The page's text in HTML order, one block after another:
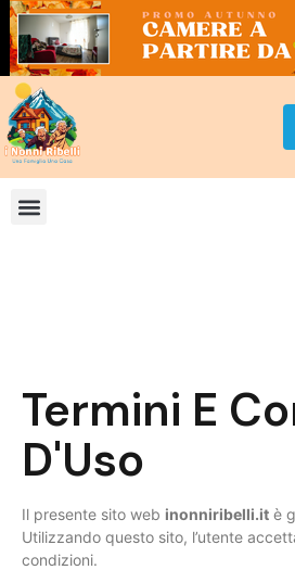
Termini E
D'Uso
Il presente sito web inonniribelli.it è
Utilizzando questo sito, l’utente
condizioni.